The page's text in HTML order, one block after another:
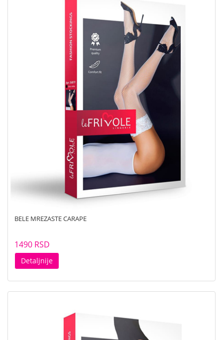
BELE MREZASTE CARAPE
1490 RSD
Detaljnije